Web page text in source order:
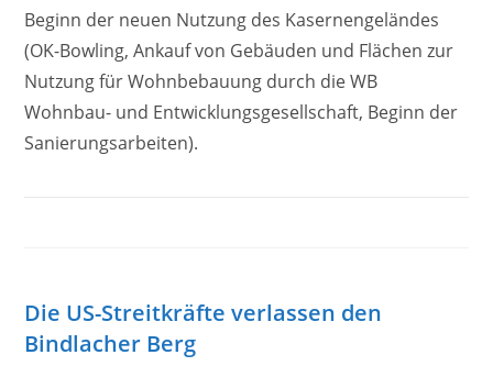
Beginn der neuen Nutzung des Kasernengeländes
(OK-Bowling, Ankauf von Gebäuden und Flächen zur
Nutzung für Wohnbebauung durch die WB
Wohnbau- und Entwicklungsgesellschaft, Beginn der
Sanierungsarbeiten).
Die US-Streitkräfte verlassen den
Bindlacher Berg